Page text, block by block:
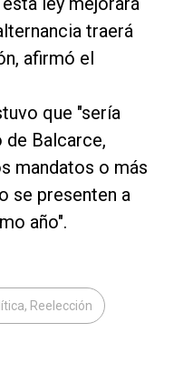
traerá
afirmó el
que "sería
Balcarce,
mandatos o más
se presenten a
año".
Reelección